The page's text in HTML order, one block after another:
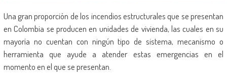
Una gran proporción de los incendios estructurales que se presentan
en Colombia se producen en unidades de vivienda, las cuales en su
mayoría no cuentan con ningún tipo de sistema, mecanismo o
herramienta que ayude a atender estas emergencias en el
momento en el que se presentan.